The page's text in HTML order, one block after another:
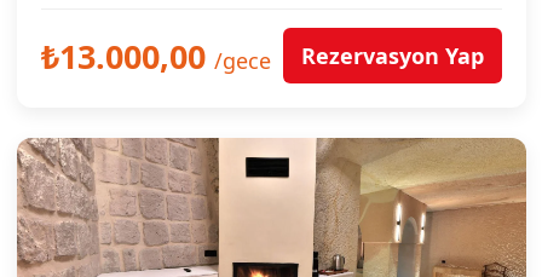
₺13.000,00 /gece Rezervasyon Yap